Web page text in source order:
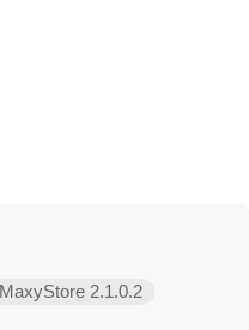
MaxyStore 2.1.0.2